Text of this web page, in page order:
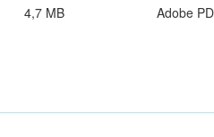
4,7 MB Adobe